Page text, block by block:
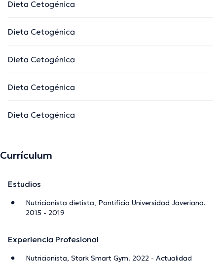
Dieta Cetogénica
Dieta Cetogénica
Dieta Cetogénica
Dieta Cetogénica
Dieta Cetogénica
Currículum
Estudios
Nutricionista dietista, Pontificia Universidad Javeriana.
2015 - 2019
Experiencia Profesional
Nutricionista, Stark Smart Gym. 2022 - Actualidad